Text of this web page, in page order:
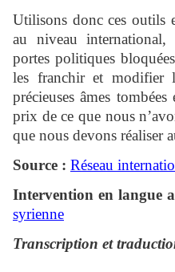
Utilisons donc ces outils
au niveau
portes politiques
les franchir et modifier
précieuses âmes
prix de ce que nous
que nous devons réaliser
Source : Réseau
Intervention en langue
syrienne
Transcription et